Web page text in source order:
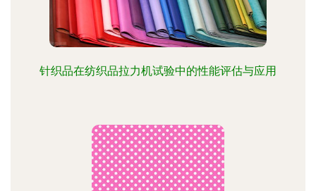
针织品在纺织品拉力机试验中的性能评估与应用